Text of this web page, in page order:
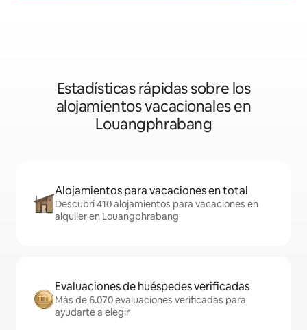
Estadísticas rápidas sobre los
alojamientos vacacionales en
Louangphrabang
Alojamientos para vacaciones en total
Descubrí 410 alojamientos para vacaciones en
alquiler en Louangphrabang
Evaluaciones de huéspedes verificadas
Más de 6.070 evaluaciones verificadas para
ayudarte a elegir